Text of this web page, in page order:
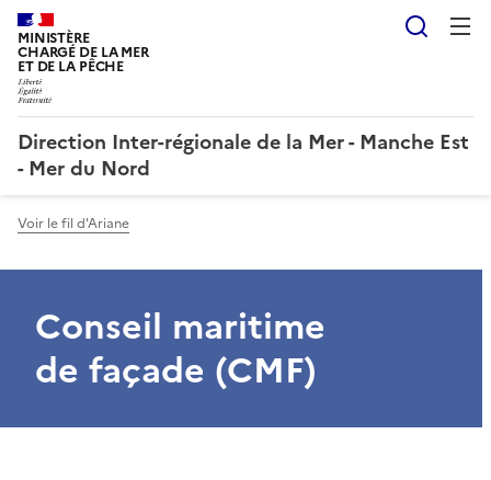
MINISTÈRE
CHARGÉ DE LA MER
ET DE LA PÊCHE
Direction Inter-régionale de la Mer - Manche Est
- Mer du Nord
Voir le fil d'Ariane
Conseil maritime
de façade (CMF)